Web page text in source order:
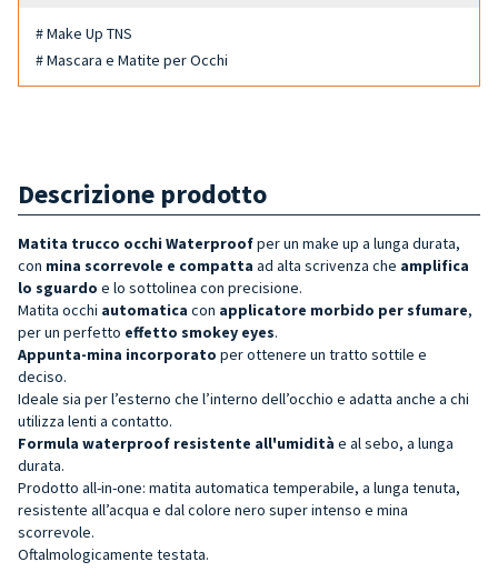
# Make Up TNS
# Mascara e Matite per Occhi
Descrizione prodotto
Matita trucco occhi Waterproofper un make up a lunga durata,
con mina scorrevole e compatta ad alta scrivenza che amplifica
lo sguardo e lo sottolinea con precisione.
Matita occhi automatica con applicatore morbido per sfumare,
per un perfetto effetto smokey eyes.
Appunta-mina incorporato per ottenere un tratto sottile e
deciso.
Ideale sia per l’esterno che l’interno dell’occhio e adatta anche a chi
utilizza lenti a contatto.
Formula waterproof resistente all'umidità e al sebo, a lunga
durata.
Prodotto all-in-one: matita automatica temperabile, a lunga tenuta,
resistente all’acqua e dal colore nero super intenso e mina
scorrevole.
Oftalmologicamente testata.